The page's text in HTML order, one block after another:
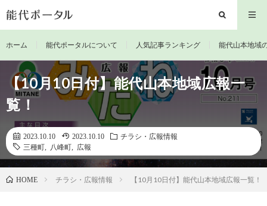
ホーム 能代ポータルについて 人気記事ランキング 能代山本地域
【10月10日付】能代山本地域広報一
覧！
2023.10.10 2023.10.10
チラシ・広報情報
三種町
八峰町 広報
HOME チラシ・広報情報 【10月10日付】能代山本地域広報一覧！